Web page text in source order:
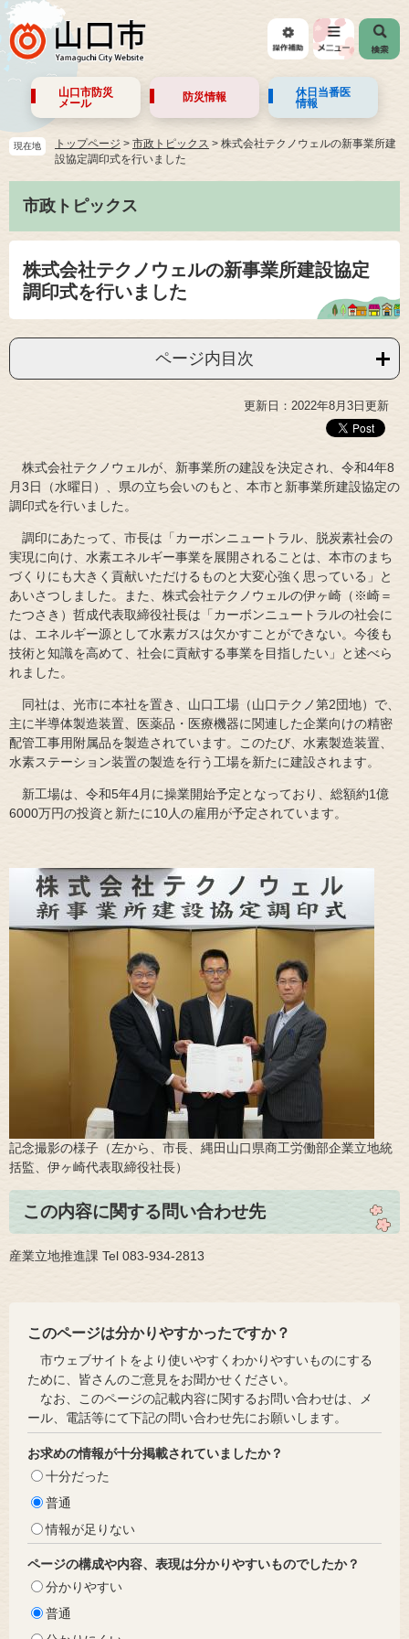
山口市防災
メール
防災情報
休日当番医
情報
現在地 トップページ > 市政トピックス > 株式会社テクノウェルの新事業所建
設協定調印式を行いました
市政トピックス
株式会社テクノウェルの新事業所建設協定
調印式を行いました
ページ内目次
更新日：2022年8月3日更新
株式会社テクノウェルが、新事業所の建設を決定され、令和4年8
月3日（水曜日）、県の立ち会いのもと、本市と新事業所建設協定の
調印式を行いました。
調印にあたって、市長は「カーボンニュートラル、脱炭素社会の
実現に向け、水素エネルギー事業を展開されることは、本市のまち
づくりにも大きく貢献いただけるものと大変心強く思っている」と
あいさつしました。また、株式会社テクノウェルの伊ヶ崎（※崎＝
たつさき）哲成代表取締役社長は「カーボンニュートラルの社会に
は、エネルギー源として水素ガスは欠かすことができない。今後も
技術と知識を高めて、社会に貢献する事業を目指したい」と述べら
れました。
同社は、光市に本社を置き、山口工場（山口テクノ第2団地）で、
主に半導体製造装置、医薬品・医療機器に関連した企業向けの精密
配管工事用附属品を製造されています。このたび、水素製造装置、
水素ステーション装置の製造を行う工場を新たに建設されます。
新工場は、令和5年4月に操業開始予定となっており、総額約1億
6000万円の投資と新たに10人の雇用が予定されています。
記念撮影の様子（左から、市長、縄田山口県商工労働部企業立地統
括監、伊ヶ崎代表取締役社長）
この内容に関する問い合わせ先
産業立地推進課 Tel 083-934-2813
このページは分かりやすかったですか？
市ウェブサイトをより使いやすくわかりやすいものにする
ために、皆さんのご意見をお聞かせください。
なお、このページの記載内容に関するお問い合わせは、メ
ール、電話等にて下記の問い合わせ先にお願いします。
お求めの情報が十分掲載されていましたか？
十分だった
普通
情報が足りない
ページの構成や内容、表現は分かりやすいものでしたか？
分かりやすい
普通